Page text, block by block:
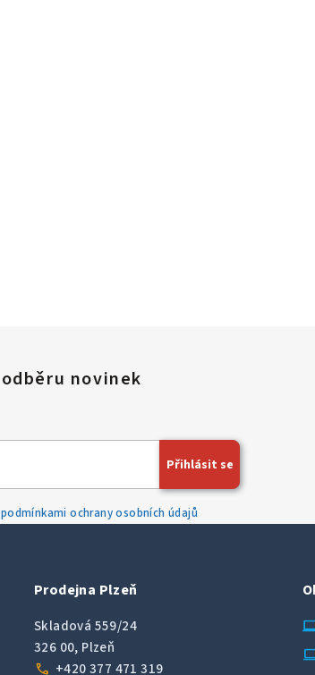
podmínkami ochrany osobních údajů
Přihlásit se
Prodejna Plzeň
Skladová 559/24
326 00, Plzeň
call +420 377 471 319